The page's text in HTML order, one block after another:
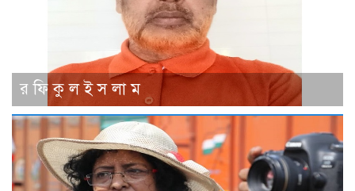
র ফি কু ল ই স লা ম